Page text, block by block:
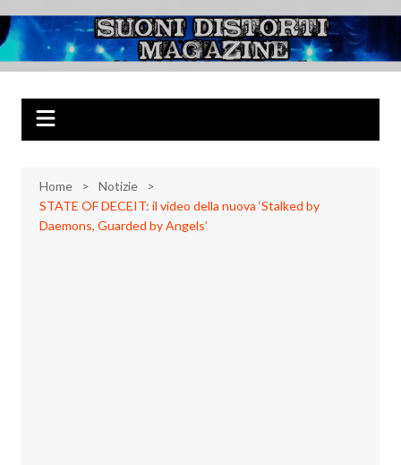
al
contenuto
Suoni Distorti
Magazine
Musica Rock, Metal, Punk e varie sonorità alternative
Home
Notizie
STATE OF DECEIT: il video della nuova ‘Stalked by
Daemons, Guarded by Angels’